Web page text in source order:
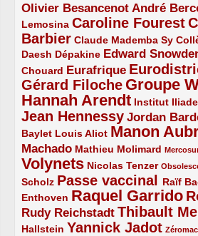
Olivier Besancenot
3/5 André
3/5
2/5
Lemosina
2/5 Caroline Fourest
4/5
Barbier
4/5 Claude Mademba Sy
2/5
2/5
Daesh
2/5 Dépakine
2/5 Edward
3/5
1/5
Chouard
2/5 Eurafrique
3/5
4/5
2/5
Gérard Filoche
4/5 Groupe
5/5
Hannah Arendt
5/5 Institut Iliade
2/5
4/5
Jean Hennessy
4/5 Jordan
3/5
Baylet
2/5 Louis Aliot
2/5 Manon
5/5
Machado
3/5 Mathieu Molimard
2/5
1/5
Volynets
5/5 Nicolas Tenzer
2/5
1/5
Scholz
2/5 Passe vaccinal
4/5 Raïf
2/5
Enthoven
2/5 Raquel Garrido
5/5
4/5
Rudy Reichstadt
3/5 Thibault
4/5
2/5
Hallstein
2/5 Yannick Jadot
4/5
1/5